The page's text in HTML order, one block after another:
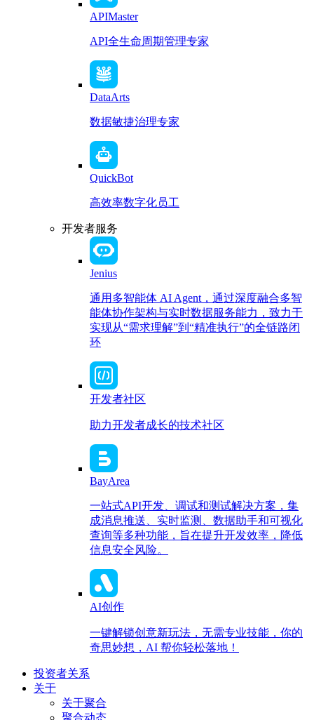
APIMaster
API全生命周期管理专家
DataArts
数据敏捷治理专家
QuickBot
高效率数字化员工
开发者服务
Jenius
通用多智能体 AI Agent，通过深度融合多智
能体协作架构与实时数据服务能力，致力于
实现从“需求理解”到“精准执行”的全链路闭
环
开发者社区
助力开发者成长的技术社区
BayArea
一站式API开发、调试和测试解决方案，集
成消息推送、实时监测、数据助手和可视化
查询等多种功能，旨在提升开发效率，降低
信息安全风险。
AI创作
一键解锁创意新玩法，无需专业技能，你的
奇思妙想，AI 帮你轻松落地！
投资者关系
关于
关于聚合
聚合动态